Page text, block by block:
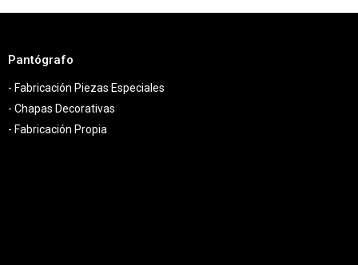
Pantógrafo
- Fabricación Piezas Especiales
- Chapas Decorativas
- Fabricación Propia